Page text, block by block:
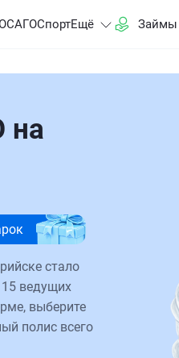
СпортЕщё Займы
на
стало
ведущих
выберите
полис всего